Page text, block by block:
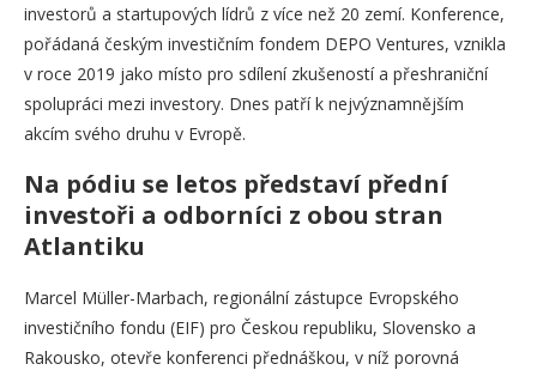
investorů a startupových lídrů z více než 20 zemí. Konference,
pořádaná českým investičním fondem DEPO Ventures, vznikla
v roce 2019 jako místo pro sdílení zkušeností a přeshraniční
spolupráci mezi investory. Dnes patří k nejvýznamnějším
akcím svého druhu v Evropě.
Na pódiu se letos představí přední
investoři a odborníci z obou stran
Atlantiku
Marcel Müller-Marbach, regionální zástupce Evropského
investičního fondu (EIF) pro Českou republiku, Slovensko a
Rakousko, otevře konferenci přednáškou, v níž porovná